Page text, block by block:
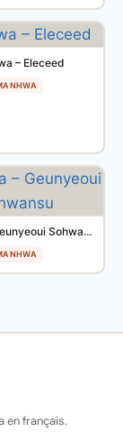
– Eleceed
Manhwa – Geunyeoui Sohwansu
en français.